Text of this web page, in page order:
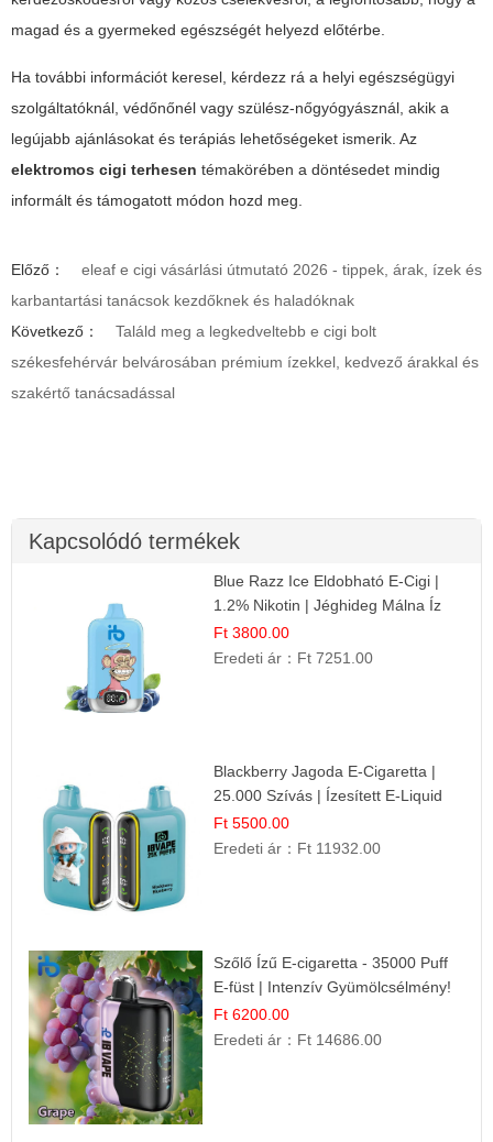
magad és a gyermeked egészségét helyezd előtérbe.
Ha további információt keresel, kérdezz rá a helyi egészségügyi
szolgáltatóknál, védőnőnél vagy szülész-nőgyógyásznál, akik a
legújabb ajánlásokat és terápiás lehetőségeket ismerik. Az
elektromos cigi terhesen témakörében a döntésedet mindig
informált és támogatott módon hozd meg.
Előző：
eleaf e cigi vásárlási útmutató 2026 - tippek, árak, ízek és
karbantartási tanácsok kezdőknek és haladóknak
Következő：
Találd meg a legkedveltebb e cigi bolt
székesfehérvár belvárosában prémium ízekkel, kedvező árakkal és
szakértő tanácsadással
Kapcsolódó termékek
Blue Razz Ice Eldobható E-Cigi |
1.2% Nikotin | Jéghideg Málna Íz
Ft 3800.00
Eredeti ár： Ft 7251.00
Blackberry Jagoda E-Cigaretta |
25.000 Szívás | Ízesített E-Liquid
Ft 5500.00
Eredeti ár： Ft 11932.00
Szőlő Ízű E-cigaretta - 35000 Puff
E-füst | Intenzív Gyümölcsélmény!
Ft 6200.00
Eredeti ár： Ft 14686.00